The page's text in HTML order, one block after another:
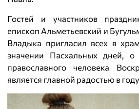
Гостей и участников
епископ Альметьевский и
Владыка пригласил всех в
значении Пасхальных дней,
православного человека
является главной радостью в